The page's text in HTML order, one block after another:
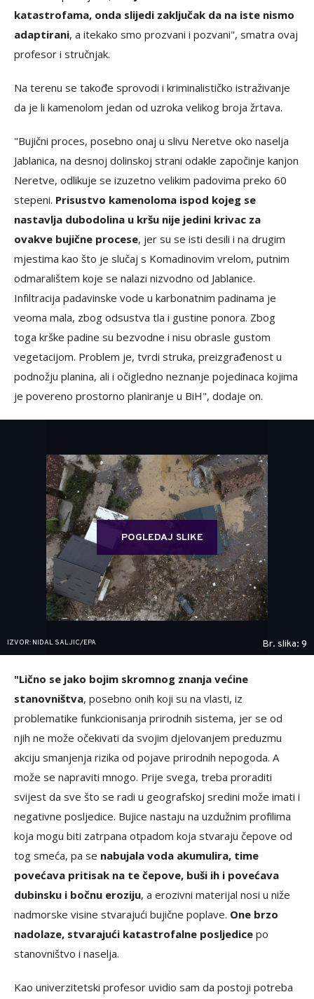
katastrofama, onda slijedi zaključak da na iste nismo
adaptirani, a itekako smo prozvani i pozvani", smatra ovaj
profesor i stručnjak.
Na terenu se takođe sprovodi i kriminalističko istraživanje
da je li kamenolom jedan od uzroka velikog broja žrtava.
"Bujični proces, posebno onaj u slivu Neretve oko naselja
Jablanica, na desnoj dolinskoj strani odakle započinje kanjon
Neretve, odlikuje se izuzetno velikim padovima preko 60
stepeni. Prisustvo kamenoloma ispod kojeg se
nastavlja dubodolina u kršu nije jedini krivac za
ovakve bujične procese, jer su se isti desili i na drugim
mjestima kao što je slučaj s Komadinovim vrelom, putnim
odmaralištem koje se nalazi nizvodno od Jablanice.
Infiltracija padavinske vode u karbonatnim padinama je
veoma mala, zbog odsustva tla i gustine ponora. Zbog
toga krške padine su bezvodne i nisu obrasle gustom
vegetacijom. Problem je, tvrdi struka, preizgrađenost u
podnožju planina, ali i očigledno neznanje pojedinaca kojima
je povereno prostorno planiranje u BiH", dodaje on.
POGLEDAJ SLIKE
IZVOR: NIDAL SALJIC/EPA Br. slika: 9
"Lično se jako bojim skromnog znanja većine
stanovništva, posebno onih koji su na vlasti, iz
problematike funkcionisanja prirodnih sistema, jer se od
njih ne može očekivati da svojim djelovanjem preduzmu
akciju smanjenja rizika od pojave prirodnih nepogoda. A
može se napraviti mnogo. Prije svega, treba proraditi
svijest da sve što se radi u geografskoj sredini može imati i
negativne posljedice. Bujice nastaju na uzdužnim profilima
koja mogu biti zatrpana otpadom koja stvaraju čepove od
tog smeća, pa se nabujala voda akumulira, time
povećava pritisak na te čepove, buši ih i povećava
dubinsku i bočnu eroziju, a erozivni materijal nosi u niže
nadmorske visine stvarajući bujične poplave. One brzo
nadolaze, stvarajući katastrofalne posljedice po
stanovništvo i naselja.
Kao univerzitetski profesor uvidio sam da postoji potreba